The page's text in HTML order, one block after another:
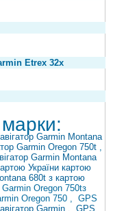
Etrex 32x
марки:
Garmin Montana
Garmin Oregon 750t ,
Garmin Montana
України картою
680t з картою
Garmin Oregon 750tз
Oregon 750 , GPS
Garmin , GPS